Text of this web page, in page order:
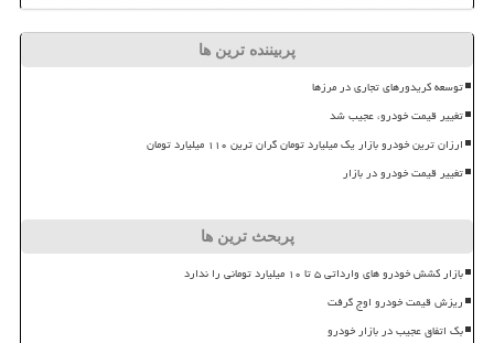
پربیننده ترین ها
توسعه کریدورهای تجاری در مرزها
تغییر قیمت خودرو، عجیب شد
ارزان ترین خودرو بازار یک میلیارد تومان گران ترین ۱۱۰ میلیارد تومان
تغییر قیمت خودرو در بازار
پربحث ترین ها
بازار کشش خودرو های وارداتی ۵ تا ۱۰ میلیارد تومانی را ندارد
ریزش قیمت خودرو اوج گرفت
بک اتفاق عجیب در بازار خودرو